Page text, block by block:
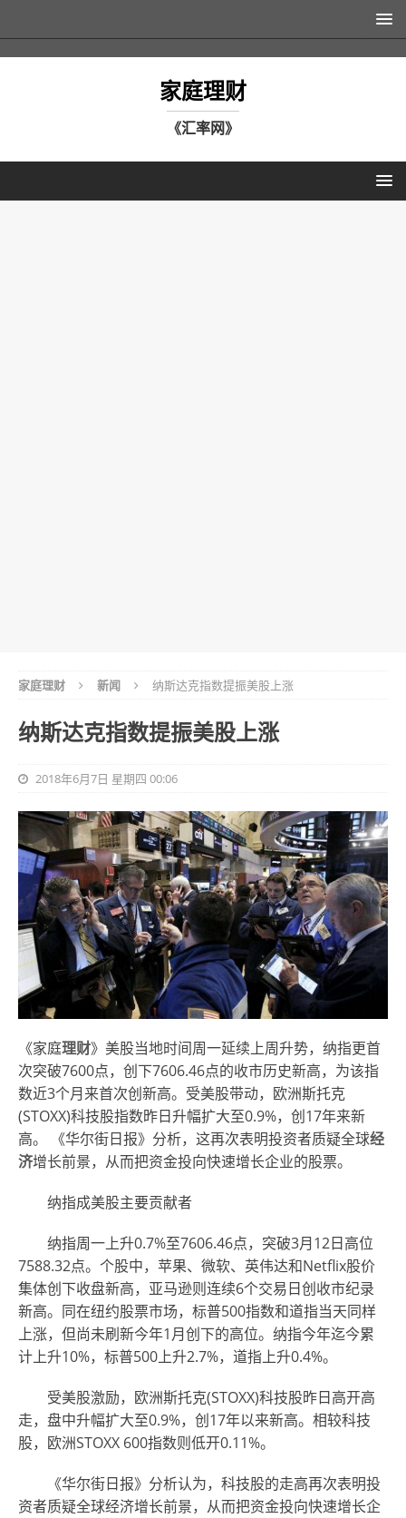
家庭理财
《汇率网》
家庭理财 新闻 纳斯达克指数提振美股上涨
纳斯达克指数提振美股上涨
2018年6月7日 星期四 00:06
《家庭理财》美股当地时间周一延续上周升势，纳指更首
次突破7600点，创下7606.46点的收市历史新高，为该指
数近3个月来首次创新高。受美股带动，欧洲斯托克
(STOXX)科技股指数昨日升幅扩大至0.9%，创17年来新
高。 《华尔街日报》分析，这再次表明投资者质疑全球经
济增长前景，从而把资金投向快速增长企业的股票。
纳指成美股主要贡献者
纳指周一上升0.7%至7606.46点，突破3月12日高位
7588.32点。个股中，苹果、微软、英伟达和Netflix股价
集体创下收盘新高，亚马逊则连续6个交易日创收市纪录
新高。同在纽约股票市场，标普500指数和道指当天同样
上涨，但尚未刷新今年1月创下的高位。纳指今年迄今累
计上升10%，标普500上升2.7%，道指上升0.4%。
受美股激励，欧洲斯托克(STOXX)科技股昨日高开高
走，盘中升幅扩大至0.9%，创17年以来新高。相较科技
股，欧洲STOXX 600指数则低开0.11%。
《华尔街日报》分析认为，科技股的走高再次表明投
资者质疑全球经济增长前景，从而把资金投向快速增长企